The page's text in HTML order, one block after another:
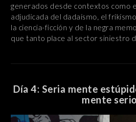
generados desde contextos como
adjudicada del dadaísmo, el
la ciencia-ficción y de la negra
que tanto place al sector siniestro
Día 4: Seria mente
mente serio